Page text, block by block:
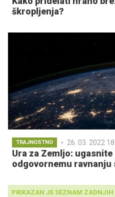
škropljenja?
TRAJNOSTNO 26. 03. 2022
Ura za Zemljo:
odgovornemu ravnanju
PRIKAZAN JE SEZNAM ZADNJIH